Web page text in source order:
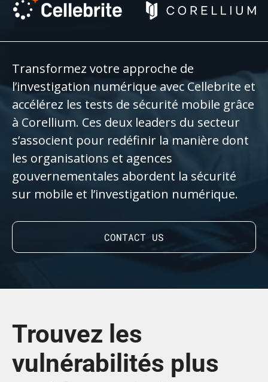
Transformez votre approche de
l’investigation numérique avec Cellebrite et
accélérez les tests de sécurité mobile grâce
à Corellium. Ces deux leaders du secteur
s’associent pour redéfinir la manière dont
les organisations et agences
gouvernementales abordent la sécurité
sur mobile et l’investigation numérique.
CONTACT US
Trouvez les
vulnérabilités plus